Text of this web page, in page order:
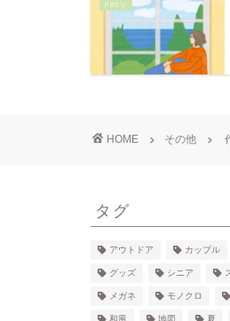
HOME その他
タグ
アウトドア カップル
グッズ シニア
メガネ モノクロ